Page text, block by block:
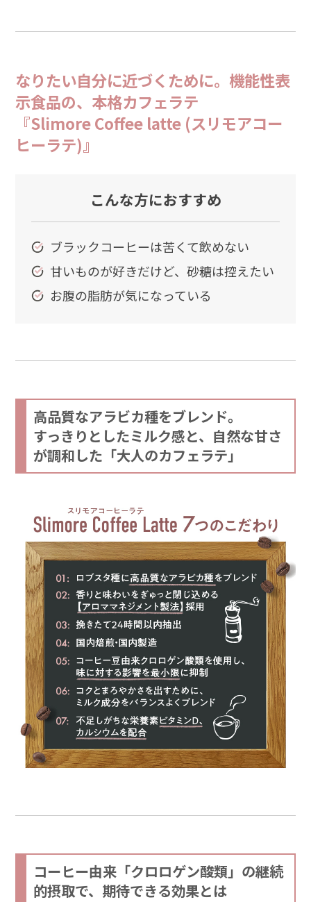
なりたい自分に近づくために。機能性表
示食品の、本格カフェラテ
『Slimore Coffee latte (スリモアコー
ヒーラテ)』
こんな方におすすめ
ブラックコーヒーは苦くて飲めない
甘いものが好きだけど、砂糖は控えたい
お腹の脂肪が気になっている
高品質なアラビカ種をブレンド。
すっきりとしたミルク感と、自然な甘さ
が調和した「大人のカフェラテ」
コーヒー由来「クロロゲン酸類」の継続
的摂取で、期待できる効果とは